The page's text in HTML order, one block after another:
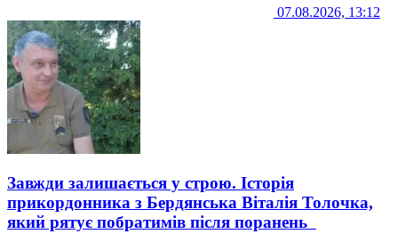
07.08.2026, 13:12
Завжди залишається у строю. Історія
прикордонника з Бердянська Віталія Толочка,
який рятує побратимів після поранень